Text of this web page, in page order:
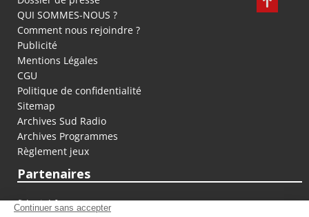
QUI SOMMES-NOUS ?
Comment nous rejoindre ?
Publicité
Mentions Légales
CGU
Politique de confidentialité
Sitemap
Archives Sud Radio
Archives Programmes
Règlement jeux
Partenaires
fiducial.fr